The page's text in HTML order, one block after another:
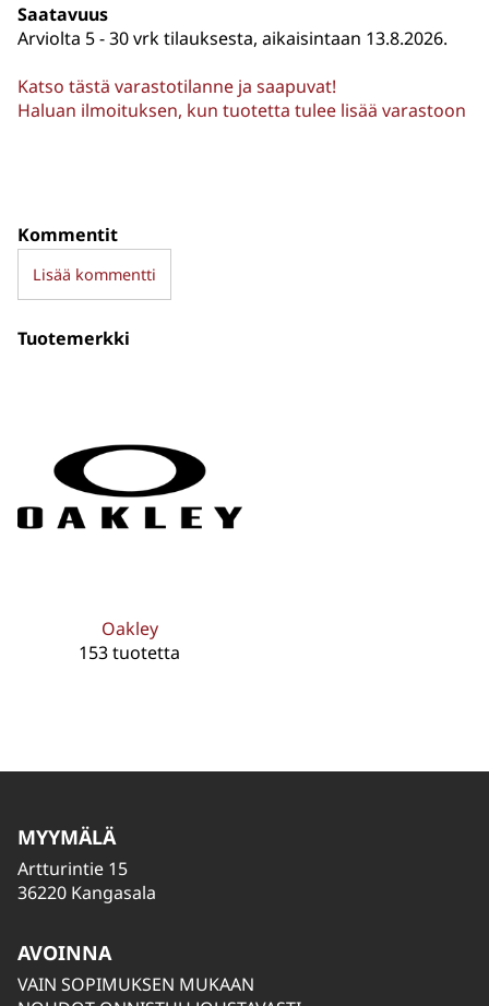
Saatavuus
Arviolta 5 - 30 vrk tilauksesta, aikaisintaan 13.8.2026.
Katso tästä varastotilanne ja saapuvat!
Haluan ilmoituksen, kun tuotetta tulee lisää varastoon
Kommentit
Lisää kommentti
Tuotemerkki
Oakley
153 tuotetta
MYYMÄLÄ
Artturintie 15
36220 Kangasala
AVOINNA
VAIN SOPIMUKSEN MUKAAN